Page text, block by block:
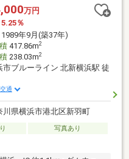
万円
5.25％
1989年9月(築37年)
417.86m2
238.03m2
市ブルーライン 北新横浜駅 徒
通
川県横浜市港北区新羽町
写真あり